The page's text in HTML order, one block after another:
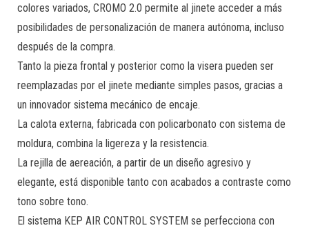
colores variados, CROMO 2.0 permite al jinete acceder a más
posibilidades de personalización de manera autónoma, incluso
después de la compra.
Tanto la pieza frontal y posterior como la visera pueden ser
reemplazadas por el jinete mediante simples pasos, gracias a
un innovador sistema mecánico de encaje.
La calota externa, fabricada con policarbonato con sistema de
moldura, combina la ligereza y la resistencia.
La rejilla de aereación, a partir de un diseño agresivo y
elegante, está disponible tanto con acabados a contraste como
tono sobre tono.
El sistema KEP AIR CONTROL SYSTEM se perfecciona con